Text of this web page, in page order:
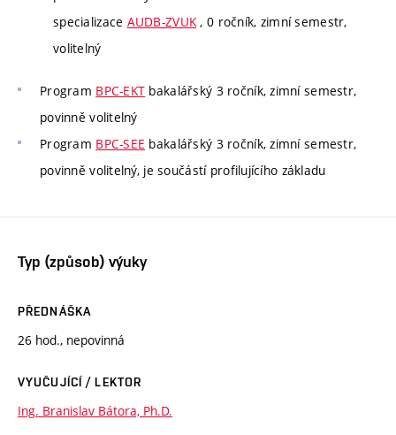
specializace AUDB-ZVUK, 0 ročník, zimní semestr,
volitelný
Program BPC-EKT bakalářský 3 ročník, zimní semestr,
povinně volitelný
Program BPC-SEE bakalářský 3 ročník, zimní semestr,
povinně volitelný, je součástí profilujícího základu
Typ (způsob) výuky
PŘEDNÁŠKA
26 hod., nepovinná
VYUČUJÍCÍ / LEKTOR
Ing. Branislav Bátora, Ph.D.